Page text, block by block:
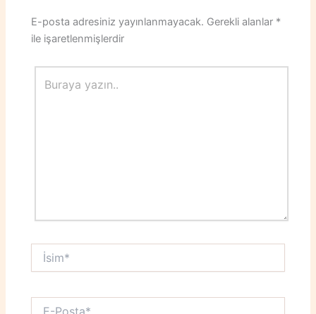
E-posta adresiniz yayınlanmayacak. Gerekli alanlar *
ile işaretlenmişlerdir
Buraya
yazın..
İsim*